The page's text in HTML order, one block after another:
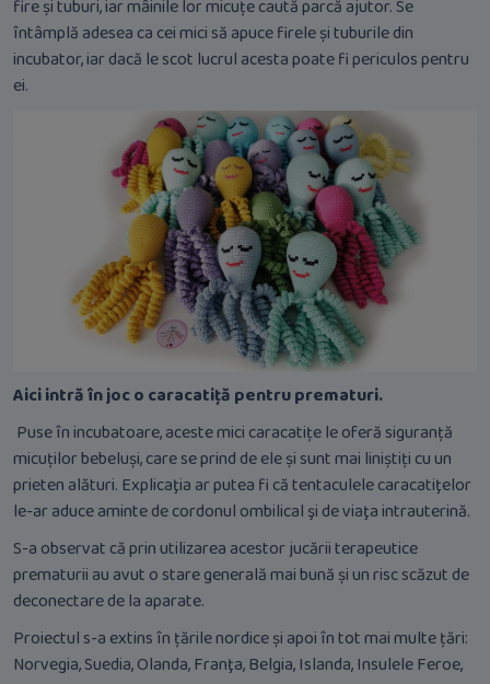
fire și tuburi, iar mâinile lor micuțe caută parcă ajutor. Se
întâmplă adesea ca cei mici să apuce firele și tuburile din
incubator, iar dacă le scot lucrul acesta poate fi periculos pentru
ei.
Aici intră în joc o caracatiță pentru prematuri.
Puse în incubatoare, aceste mici caracatițe le oferă siguranță
micuților bebeluși, care se prind de ele și sunt mai liniștiți cu un
prieten alături. Explicaţia ar putea fi că tentaculele caracatiţelor
le-ar aduce aminte de cordonul ombilical şi de viaţa intrauterină.
S-a observat că prin utilizarea acestor jucării terapeutice
prematurii au avut o stare generală mai bună și un risc scăzut de
deconectare de la aparate.
Proiectul s-a extins în țările nordice și apoi în tot mai multe țări:
Norvegia, Suedia, Olanda, Franţa, Belgia, Islanda, Insulele Feroe,